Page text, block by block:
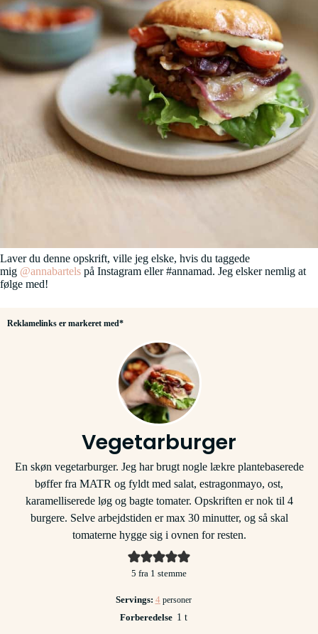
Laver du denne opskrift, ville jeg elske, hvis du taggede
mig @annabartels på Instagram eller #annamad. Jeg elsker nemlig at
følge med!
Reklamelinks er markeret med*
Vegetarburger
En skøn vegetarburger. Jeg har brugt nogle lækre plantebaserede
bøffer fra MATR og fyldt med salat, estragonmayo, ost,
karamelliserede løg og bagte tomater. Opskriften er nok til 4
burgere. Selve arbejdstiden er max 30 minutter, og så skal
tomaterne hygge sig i ovnen for resten.
5 fra 1 stemme
Servings: 4 personer
Forberedelse 1 time
t